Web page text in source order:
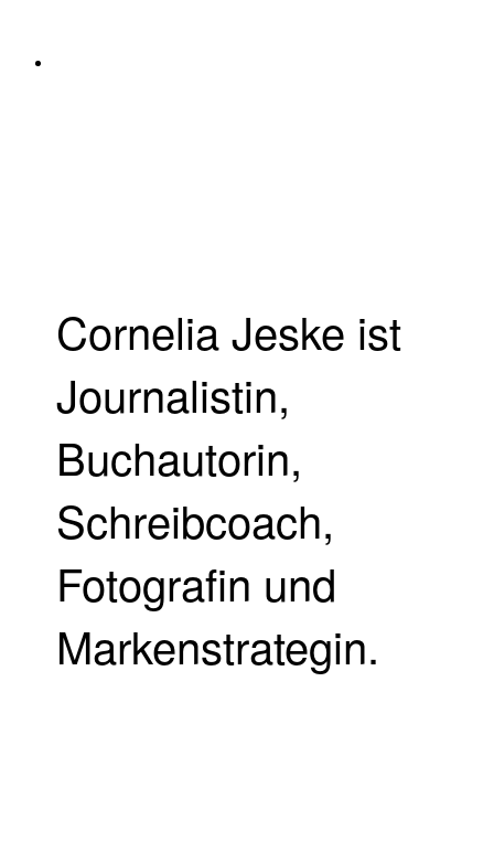
Cornelia Jeske ist
Journalistin,
Buchautorin,
Schreibcoach,
Fotografin und
Markenstrategin.